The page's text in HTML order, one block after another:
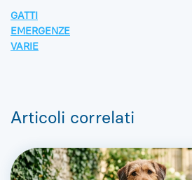
GATTI
EMERGENZE
VARIE
Articoli correlati